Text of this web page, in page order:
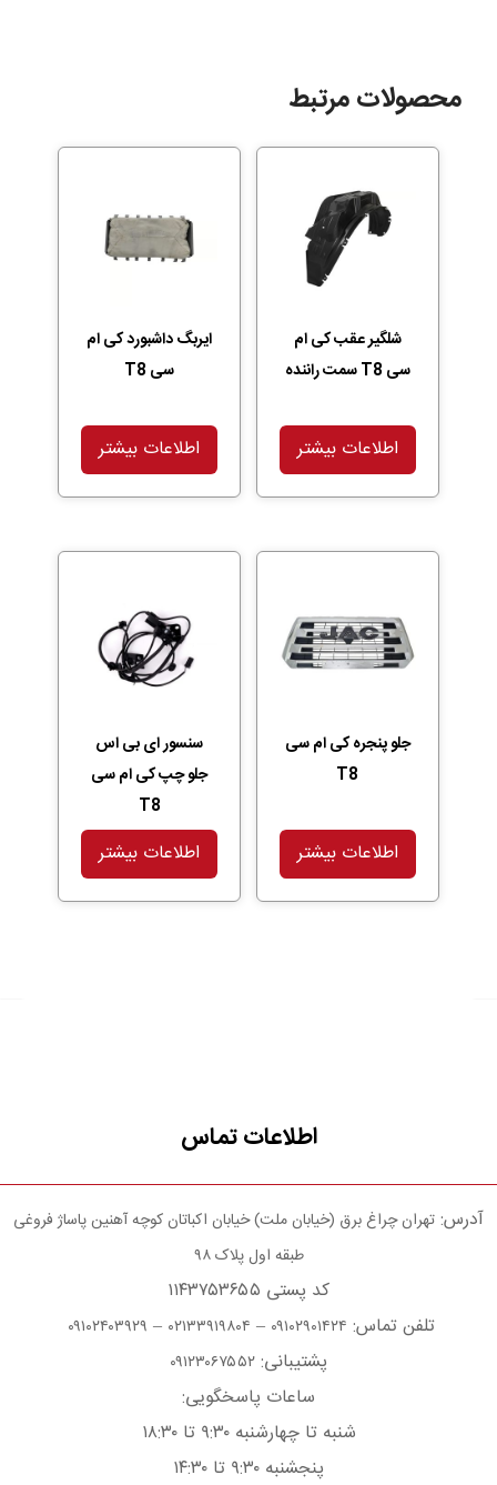
محصولات مرتبط
شلگیر عقب کی ام
سی T8 سمت راننده
اطلاعات بیشتر
ایربگ داشبورد کی ام
سی T8
اطلاعات بیشتر
جلو پنجره کی ام سی
T8
اطلاعات بیشتر
سنسور ای بی اس
جلو چپ کی ام سی
T8
اطلاعات بیشتر
اطلاعات تماس
آدرس: تهران چراغ برق (خیابان ملت) خیابان اکباتان کوچه آهنین پاساژ فروغی
طبقه اول پلاک ۹۸
کد پستی ۱۱۴۳۷۵۳۶۵۵
تلفن تماس: ۰۹۱۰۲۹۰۱۴۲۴ – ۰۲۱۳۳۹۱۹۸۰۴ – ۰۹۱۰۲۴۰۳۹۲۹
پشتیبانی: ۰۹۱۲۳۰۶۷۵۵۲
ساعات پاسخگویی:
شنبه تا چهارشنبه ۹:۳۰ تا ۱۸:۳۰
پنجشنبه ۹:۳۰ تا ۱۴:۳۰